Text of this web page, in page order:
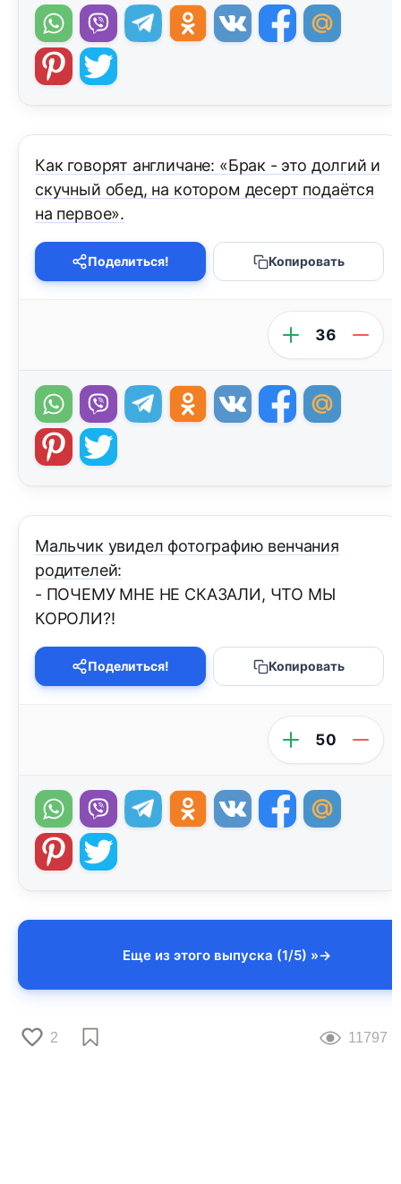
Как говорят англичане: «Брак - это долгий и
скучный обед, на котором десерт подаётся
на первое».
Поделиться! Копировать
36
Мальчик увидел фотографию венчания
родителей:
- ПОЧЕМУ МНЕ НЕ СКАЗАЛИ, ЧТО МЫ
КОРОЛИ?!
Поделиться! Копировать
50
Еще из этого выпуска (1/5) »
2 11797